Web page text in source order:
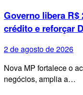
Governo libera R$
crédito e reforçar
2 de agosto de 2026
Nova MP fortalece o
negócios, amplia a…